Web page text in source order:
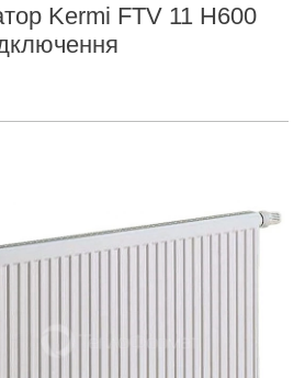
Kermi FTV 11 H600